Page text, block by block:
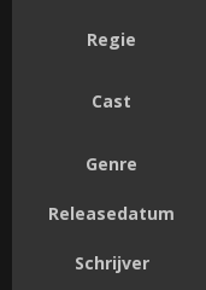
Regie
Cast
Genre
Releasedatum
Schrijver